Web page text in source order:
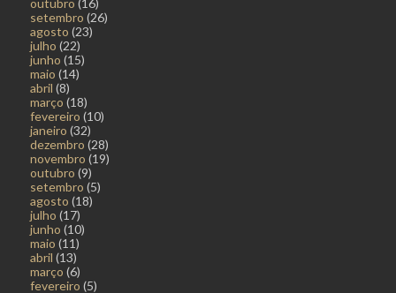
outubro (16)
setembro (26)
agosto (23)
julho (22)
junho (15)
maio (14)
abril (8)
março (18)
fevereiro (10)
janeiro (32)
dezembro (28)
novembro (19)
outubro (9)
setembro (5)
agosto (18)
julho (17)
junho (10)
maio (11)
abril (13)
março (6)
fevereiro (5)